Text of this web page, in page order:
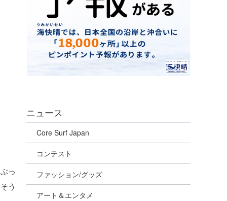
っ
う
ニュース
Core Surf Japan
コンテスト
ファッション/グッズ
アート＆エンタメ